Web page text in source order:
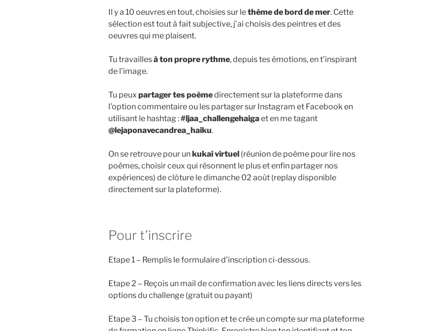
Il y a 10 oeuvres en tout, choisies sur lethème de bord de mer. Cette
sélection est tout à fait subjective, j’ai choisis des peintres et des
oeuvres qui me plaisent.
Tu travaillesà ton propre rythme, depuis tes émotions, en t’inspirant
de l’image.
Tu peux partager tes poèmedirectement sur la plateforme dans
l’option commentaire ou les partager sur Instagram et Facebook en
utilisant le hashtag :#ljaa_challengehaigaet en me tagant
@lejaponavecandrea_haiku.
On se retrouve pour un kukai virtuel (réunion de poème pour lire nos
poèmes, choisir ceux qui résonnent le plus et enfin partager nos
expériences) de clôture le dimanche 02 août (replay disponible
directement sur la plateforme).
Pour t’inscrire
Etape 1 – Remplis le formulaire d’inscription ci-dessous.
Etape 2 – Reçois un mail de confirmation avec les liens directs vers les
options du challenge (gratuit ou payant)
Etape 3 – Tu choisis ton option et te crée un compte sur ma plateforme